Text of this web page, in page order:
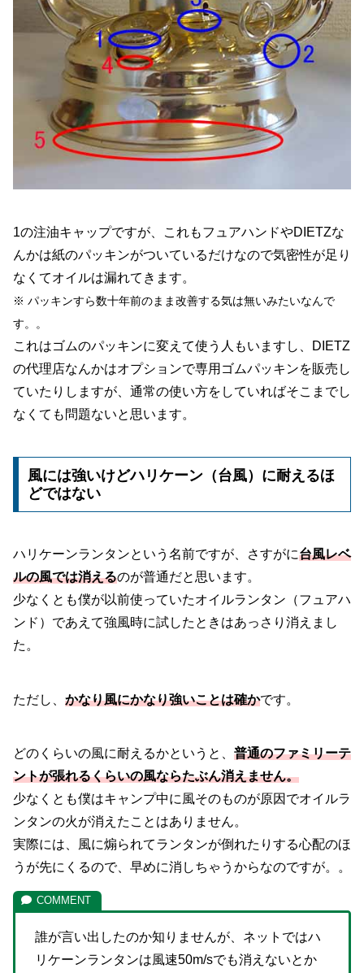
1の注油キャップですが、これもフュアハンドやDIETZな
んかは紙のパッキンがついているだけなので気密性が足り
なくてオイルは漏れてきます。
※ パッキンすら数十年前のまま改善する気は無いみたいなんで
す。。
これはゴムのパッキンに変えて使う人もいますし、DIETZ
の代理店なんかはオプションで専用ゴムパッキンを販売し
ていたりしますが、通常の使い方をしていればそこまでし
なくても問題ないと思います。
風には強いけどハリケーン（台風）に耐えるほ
どではない
ハリケーンランタンという名前ですが、さすがに台風レベ
ルの風では消えるのが普通だと思います。
少なくとも僕が以前使っていたオイルランタン（フュアハ
ンド）であえて強風時に試したときはあっさり消えまし
た。
ただし、 かなり風にかなり強いことは確かです。
どのくらいの風に耐えるかというと、 普通のファミリーテ
ントが張れるくらいの風ならたぶん消えません。
少なくとも僕はキャンプ中に風そのものが原因でオイルラ
ンタンの火が消えたことはありません。
実際には、風に煽られてランタンが倒れたりする心配のほ
うが先にくるので、早めに消しちゃうからなのですが。。
誰が言い出したのか知りませんが、ネットではハ
リケーンランタンは風速50m/sでも消えないとか